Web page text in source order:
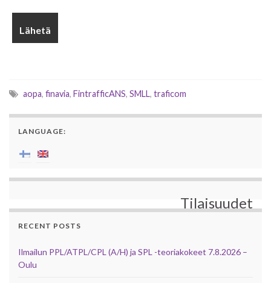
aopa, finavia, FintrafficANS, SMLL, traficom
LANGUAGE:
Tilaisuudet
RECENT POSTS
Ilmailun PPL/ATPL/CPL (A/H) ja SPL -teoriakokeet 7.8.2026 –
Oulu